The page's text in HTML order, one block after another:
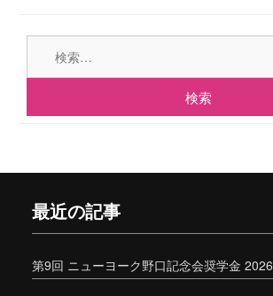
最近の記事
第9回 ニューヨーク野口記念会奨学金 2026